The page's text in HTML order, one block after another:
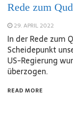
Rede zum
29. APRIL 2022
In der Rede zum
Scheidepunkt
US-Regierung
überzogen.
READ MORE